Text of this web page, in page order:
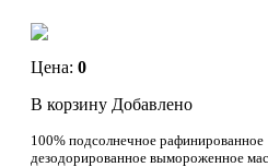
Цена: 0
В корзину Добавлено
100% подсолнечное рафинированное
дезодорированное вымороженное